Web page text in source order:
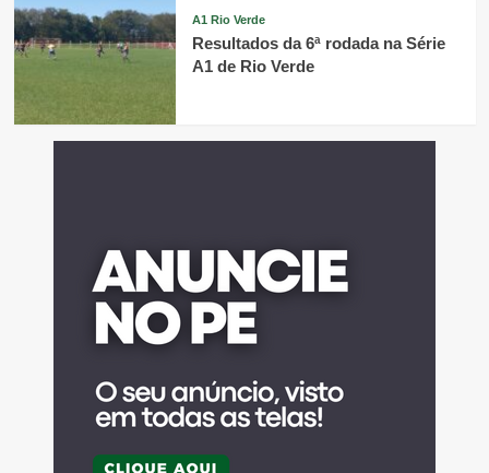
A1 Rio Verde
Resultados da 6ª rodada na Série
A1 de Rio Verde